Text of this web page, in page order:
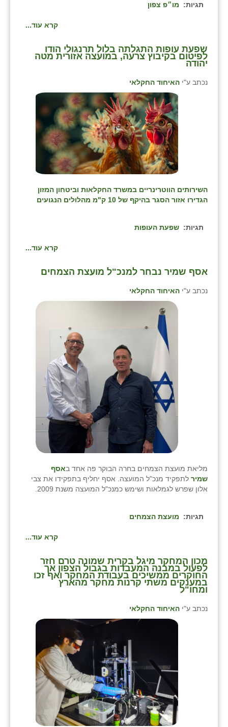
תגיות: מו״פ צפון
קרא עוד...
שפעת עופות התגלתה בלול תרנגולי הודו
לפיטום בקיבוץ צרעה, במועצה אזורית מטה
יהודה
נכתב ע"י האיחוד החקלאי
השירותים הווטרינריים במשרד החקלאות וביטחון המזון
הגדירו אזור הסגר בהיקף של 10 ק"מ מהלולים הנגועים
תגיות: שפעת העופות
קרא עוד...
אסף שמיר נבחר למנכ"ל מועצת הצמחים
נכתב ע"י האיחוד החקלאי
מליאת מועצת הצמחים בחרה הבוקר פה אחד באסף
שמיר לתפקיד מנכ"ל המועצה. אסף יחליף בתפקידו את צבי
אלון שפרש לגמלאות ושימש כמנכ"ל המועצה משנת 2009.
תגיות: מועצת הצמחים
קרא עוד...
מכון המחקר מיגל בקרית שמונה טרם חזר
לפעול במבנה המעבדות בגבול הצפון אך
החוקרים ממשיכים בעבודת המחקר ואף זכו
במענקים משתי קרנות מחקר מהארץ
ומחו"ל
נכתב ע"י האיחוד החקלאי